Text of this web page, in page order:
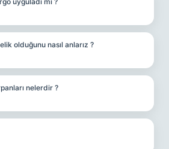
olduğunu nasıl anlarız ?
nelerdir ?